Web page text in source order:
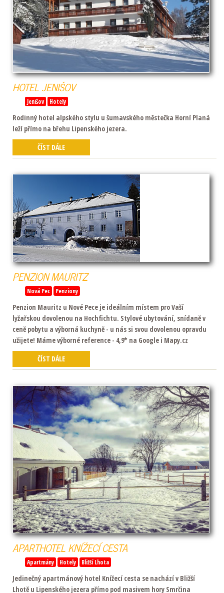
Nová kabinková lanovka
Sjezdové tratě
Půjčovna lyží Intersport
WEBCAM A POČASÍ
KONTAKT
HOTELJENIŠOV
Jenišov Hotely
Rodinný hotel alpského stylu u šumavského městečka Horní Planá
leží přímo na břehu Lipenského jezera.
ČÍST DÁLE
PENZIONMAURITZ
Nová Pec Penziony
Penzion Mauritz u Nové Pece je ideálním místem pro Vaší
lyžařskou dovolenou na Hochfichtu. Stylové ubytování, snídaně v
ceně pobytu a výborná kuchyně - u nás si svou dovolenou opravdu
užijete! Máme výborné reference - 4,9* na Google i Mapy.cz
ČÍST DÁLE
APARTHOTELKNÍŽECÍCESTA
Apartmány Hotely Bližší Lhota
Jedinečný apartmánový hotel Knížecí cesta se nachází v Bližší
Lhotě u Lipenského jezera přímo pod masivem hory Smrčina